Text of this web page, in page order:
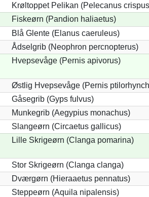
Krøltoppet Pelikan (Pelecanus
Fiskeørn (Pandion haliaetus)
Blå Glente (Elanus caeruleus)
Ådselgrib (Neophron percnopterus)
Hvepsevåge (Pernis apivorus)
Østlig Hvepsevåge (Pernis
Gåsegrib (Gyps fulvus)
Munkegrib (Aegypius monachus)
Slangeørn (Circaetus gallicus)
Lille Skrigeørn (Clanga pomarina)
Stor Skrigeørn (Clanga clanga)
Dværgørn (Hieraaetus pennatus)
Steppeørn (Aquila nipalensis)